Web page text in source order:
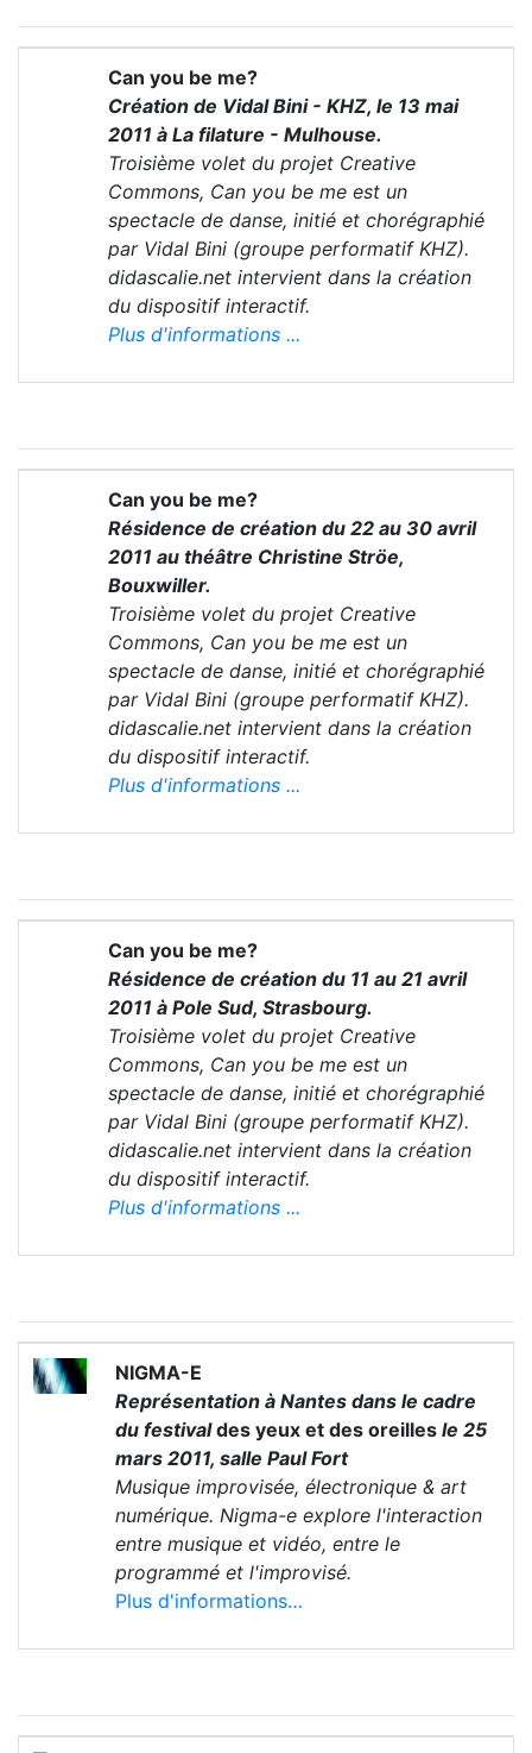
Can you be me?
Création de Vidal Bini - KHZ, le 13 mai
2011 à La filature - Mulhouse.
Troisième volet du projet Creative
Commons, Can you be me est un
spectacle de danse, initié et chorégraphié
par Vidal Bini (groupe performatif KHZ).
didascalie.net intervient dans la création
du dispositif interactif.
Plus d'informations ...
Can you be me?
Résidence de création du 22 au 30 avril
2011 au théâtre Christine Ströe,
Bouxwiller.
Troisième volet du projet Creative
Commons, Can you be me est un
spectacle de danse, initié et chorégraphié
par Vidal Bini (groupe performatif KHZ).
didascalie.net intervient dans la création
du dispositif interactif.
Plus d'informations ...
Can you be me?
Résidence de création du 11 au 21 avril
2011 à Pole Sud, Strasbourg.
Troisième volet du projet Creative
Commons, Can you be me est un
spectacle de danse, initié et chorégraphié
par Vidal Bini (groupe performatif KHZ).
didascalie.net intervient dans la création
du dispositif interactif.
Plus d'informations ...
NIGMA-E
Représentation à Nantes dans le cadre
du festivaldes yeux et des oreilles le 25
mars 2011, salle Paul Fort
Musique improvisée, électronique & art
numérique. Nigma-e explore l'interaction
entre musique et vidéo, entre le
programmé et l'improvisé.
Plus d'informations…